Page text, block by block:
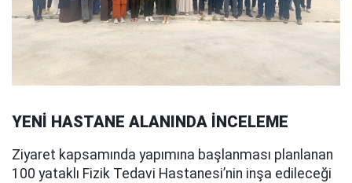
YENİ HASTANE ALANINDA İNCELEME
Ziyaret kapsamında yapımına başlanması planlanan
100 yataklı Fizik Tedavi Hastanesi’nin inşa edileceği